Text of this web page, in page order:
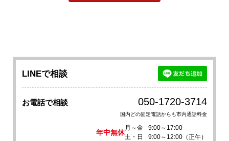
LINEで相談
お電話で相談 050-1720-3714
国内どの固定電話からも市内通話料金
年中無休
月～金
9:00～17:00
土・日
9:00～12:00（正午）